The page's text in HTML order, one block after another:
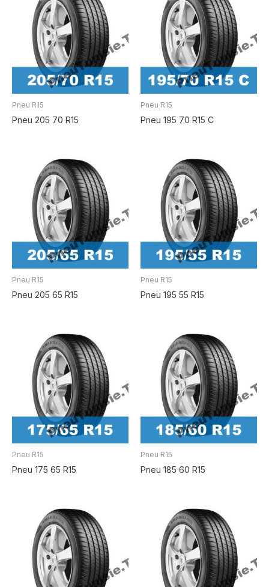
Pneu R15
Pneu 205 70 R15
Pneu R15
Pneu 195 70 R15 C
Pneu R15
Pneu 205 65 R15
Pneu R15
Pneu 195 55 R15
Pneu R15
Pneu 175 65 R15
Pneu R15
Pneu 185 60 R15